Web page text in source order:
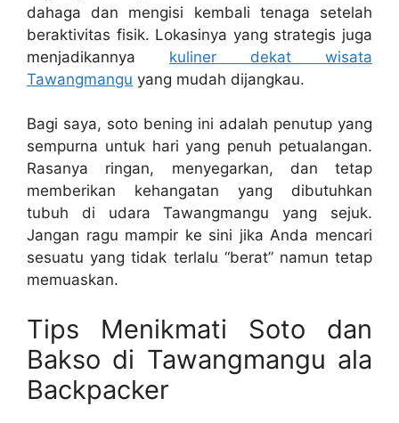
dahaga dan mengisi kembali tenaga setelah
beraktivitas fisik. Lokasinya yang strategis juga
menjadikannya kuliner dekat wisata
Tawangmangu yang mudah dijangkau.
Bagi saya, soto bening ini adalah penutup yang
sempurna untuk hari yang penuh petualangan.
Rasanya ringan, menyegarkan, dan tetap
memberikan kehangatan yang dibutuhkan
tubuh di udara Tawangmangu yang sejuk.
Jangan ragu mampir ke sini jika Anda mencari
sesuatu yang tidak terlalu “berat” namun tetap
memuaskan.
Tips Menikmati Soto dan
Bakso di Tawangmangu ala
Backpacker